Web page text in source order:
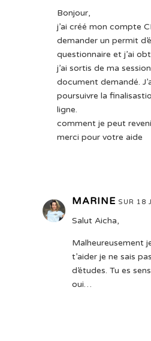
Bonjour,
j’ai créé mon compte
demander un permit
questionnaire et j’ai
j’ai sortis de ma
document demandé.
poursuivre la
ligne.
comment je peut
merci pour votre aide
MARINE SUR 18
Salut Aicha,
Malheureusement
t’aider je ne sais
d’études. Tu es
oui…